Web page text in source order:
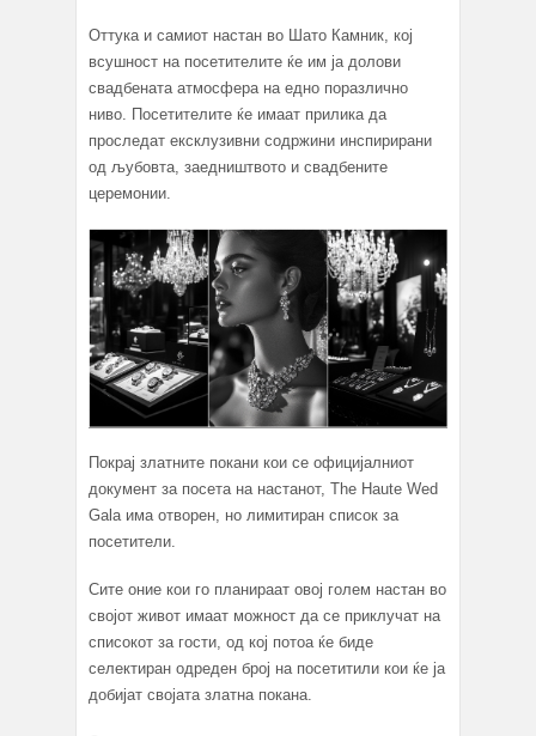
Оттука и самиот настан во Шато Камник, кој
всушност на посетителите ќе им ја долови
свадбената атмосфера на едно поразлично
ниво. Посетителите ќе имаат прилика да
проследат ексклузивни содржини инспирирани
од љубовта, заедништвото и свадбените
церемонии.
Покрај златните покани кои се официјалниот
документ за посета на настанот, The Haute Wed
Gala има отворен, но лимитиран список за
посетители.
Сите оние кои го планираат овој голем настан во
својот живот имаат можност да се приклучат на
списокот за гости, од кој потоа ќе биде
селектиран одреден број на посетитили кои ќе ја
добијат својата златна покана.